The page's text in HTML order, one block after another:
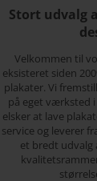
Stort udvalg
Velkommen til
eksisteret siden
plakater. Vi
på eget værksted i
elsker at lave
service og leverer
et bredt udvalg